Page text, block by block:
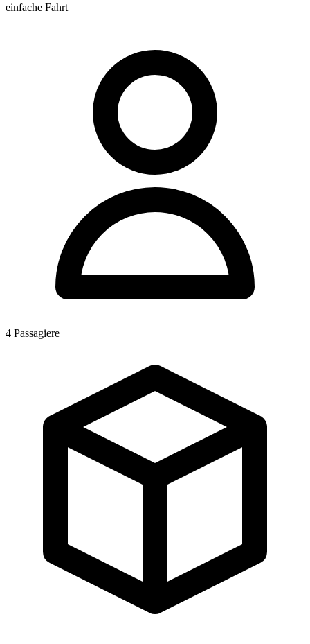
einfache Fahrt
4 Passagiere